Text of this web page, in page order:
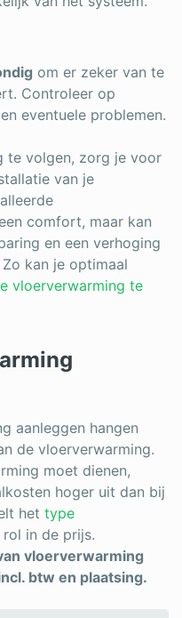
om er zeker van te
Controleer op
eventuele problemen.
te volgen, zorg je voor
van je
comfort, maar kan
en een verhoging
kan je optimaal
vloerverwarming te
aanleggen hangen
de vloerverwarming.
moet dienen,
hoger uit dan bij
het type
in de prijs.
vloerverwarming
btw en plaatsing.